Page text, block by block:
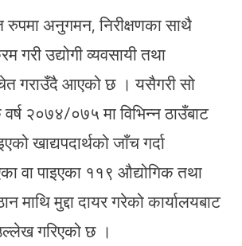
रुपमा अनुगमन, निरीक्षणका साथै
गरी उद्योगी व्यवसायी तथा
गराउँदै आएको छ । यसैगरी सो
२०७४/०७५ मा विभिन्न ठाउँबाट
खाद्यपदार्थको जाँच गर्दा
वा पाइएका ११९ औद्योगिक तथा
माथि मुद्दा दायर गरेको कार्यालयबाट
गरिएको छ ।